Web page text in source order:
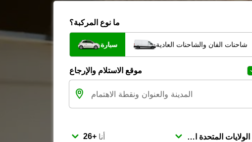
ما نوع المركبة؟
سيارة شاحنات الفان والشاحنات العادية
موقع الاستلام والإرجاع
أنا